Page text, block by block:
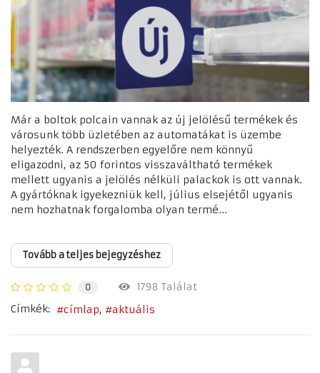
Már a boltok polcain vannak az új jelölésű termékek és
városunk több üzletében az automatákat is üzembe
helyezték. A rendszerben egyelőre nem könnyű
eligazodni, az 50 forintos visszaváltható termékek
mellett ugyanis a jelölés nélküli palackok is ott vannak.
A gyártóknak igyekezniük kell, július elsejétől ugyanis
nem hozhatnak forgalomba olyan termé...
Tovább a teljes bejegyzéshez
0
1798 Találat
Címkék:
címlap aktuális